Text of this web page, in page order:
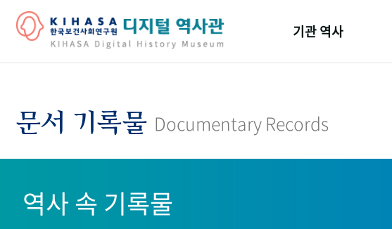
기관 역사
기관 변천사
문서 기록물 Documentary Records
역사 속 기록물